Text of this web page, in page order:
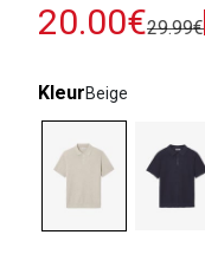
20.00€29.99€
KleurBeige